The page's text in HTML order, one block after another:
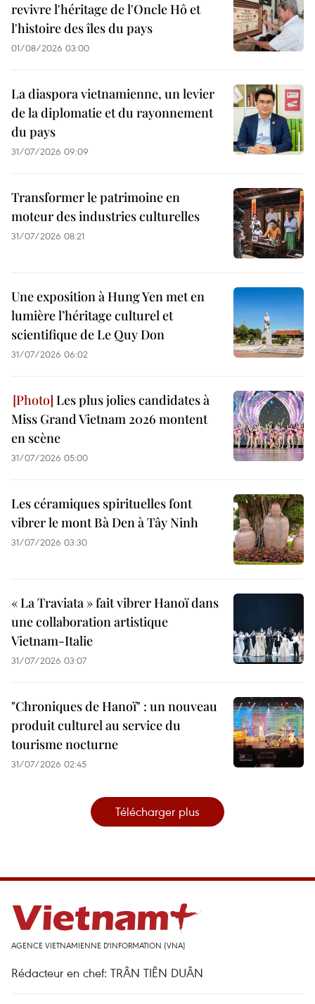
revivre l'héritage de l'Oncle Hô et
l'histoire des îles du pays
01/08/2026 03:00
La diaspora vietnamienne, un levier
de la diplomatie et du rayonnement
du pays
31/07/2026 09:09
Transformer le patrimoine en
moteur des industries culturelles
31/07/2026 08:21
Une exposition à Hung Yen met en
lumière l’héritage culturel et
scientifique de Le Quy Don
31/07/2026 06:02
Les plus jolies candidates à
Miss Grand Vietnam 2026 montent
en scène
31/07/2026 05:00
Les céramiques spirituelles font
vibrer le mont Bà Den à Tây Ninh
31/07/2026 03:30
« La Traviata » fait vibrer Hanoï dans
une collaboration artistique
Vietnam-Italie
31/07/2026 03:07
"Chroniques de Hanoï" : un nouveau
produit culturel au service du
tourisme nocturne
31/07/2026 02:45
Télécharger plus
AGENCE VIETNAMIENNE D'INFORMATION (VNA)
Rédacteur en chef: TRÂN TIÊN DUÂN